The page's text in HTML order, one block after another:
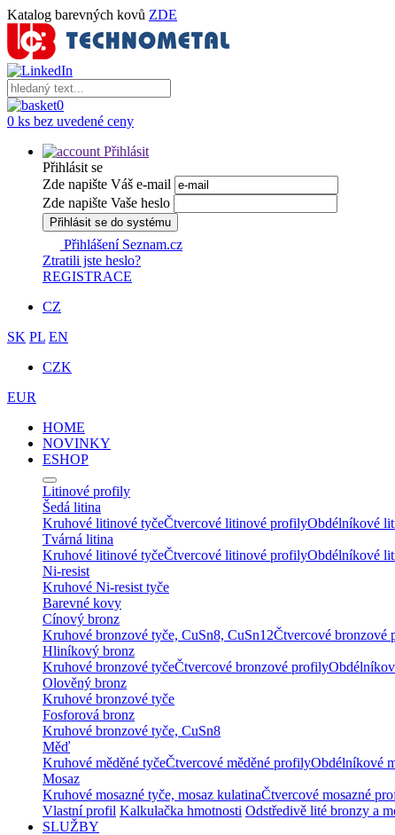
Katalog barevných kovů ZDE
0
0 ks bez uvedené ceny
Přihlásit
Přihlásit se
Zde napište Váš e-mail
Zde napište Vaše heslo
Přihlásit se do systému
Přihlášení Seznam.cz
Ztratili jste heslo?
REGISTRACE
CZ
SK PL EN
CZK
EUR
HOME
NOVINKY
ESHOP
Litinové profily
Šedá litina
Kruhové litinové tyčeČtvercové litinové profilyObdélníkové
Tvárná litina
Kruhové litinové tyčeČtvercové litinové profilyObdélníkové
Ni-resist
Kruhové Ni-resist tyče
Barevné kovy
Cínový bronz
Kruhové bronzové tyče, CuSn8, CuSn12Čtvercové bronzové
Hliníkový bronz
Kruhové bronzové tyčeČtvercové bronzové profily
Olověný bronz
Kruhové bronzové tyče
Fosforová bronz
Kruhové bronzové tyče, CuSn8
Měď
Kruhové měděné tyčeČtvercové měděné profilyObdélníkové
Mosaz
Kruhové mosazné tyče, mosaz kulatinaČtvercové mosazné
Vlastní profil Kalkulačka hmotnosti Odstředivě lité bronzy a
SLUŽBY